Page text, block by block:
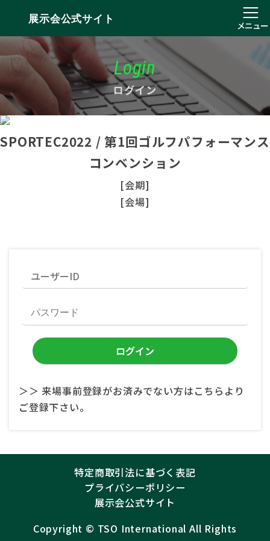
展示会公式サイト
メニュー
Login
ログイン
SPORTEC2022 / 第1回ゴルフパフォーマンス
コンベンション
[会期]
[会場]
＞＞ 来場事前登録がお済みでない方はこちらより
ご登録下さい。
特定商取引法に基づく表記
プライバシーポリシー
展示会公式サイト
Copyright ©︎ TSO International All Rights